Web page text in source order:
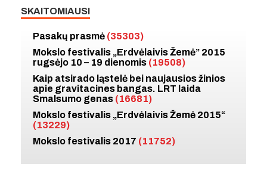
SKAITOMIAUSI
Pasakų prasmė (35303)
Mokslo festivalis „Erdvėlaivis Žemė” 2015
rugsėjo 10 – 19 dienomis (19508)
Kaip atsirado ląstelė bei naujausios žinios
apie gravitacines bangas. LRT laida
Smalsumo genas (16681)
Mokslo festivalis „Erdvėlaivis Žemė 2015“
(13229)
Mokslo festivalis 2017 (11752)